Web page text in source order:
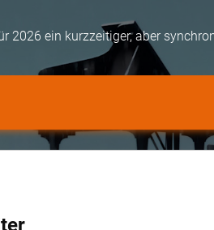
2026 ein kurzzeitiger, aber